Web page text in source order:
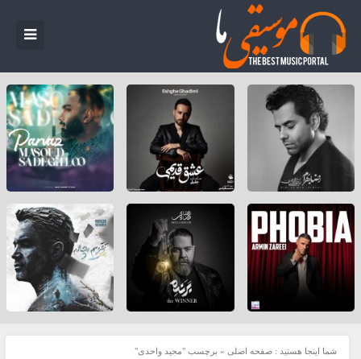
شما اینجا هستید : صفحه اصلی » برچسب "مجید واحدی"